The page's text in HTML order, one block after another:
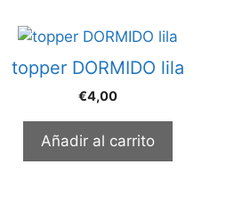
topper DORMIDO lila
€4,00
Añadir al carrito